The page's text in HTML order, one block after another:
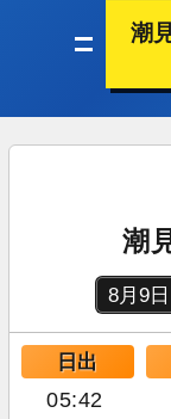
潮
潮
日出
05:42